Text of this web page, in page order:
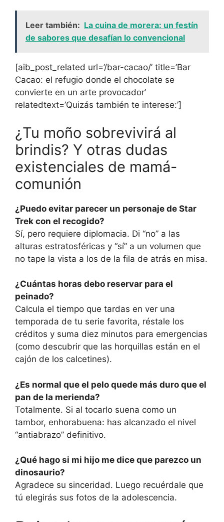
Leer también: La cuina de morera: un festín
de sabores que desafían lo convencional
[aib_post_related url=’/bar-cacao/’ title=’Bar
Cacao: el refugio donde el chocolate se
convierte en un arte provocador’
relatedtext=’Quizás también te interese:’]
¿Tu moño sobrevivirá al
brindis? Y otras dudas
existenciales de mamá-
comunión
¿Puedo evitar parecer un personaje de Star
Trek con el recogido?
Sí, pero requiere diplomacia. Di “no” a las
alturas estratosféricas y “sí” a un volumen que
no tape la vista a los de la fila de atrás en misa.
¿Cuántas horas debo reservar para el
peinado?
Calcula el tiempo que tardas en ver una
temporada de tu serie favorita, réstale los
créditos y suma diez minutos para emergencias
(como descubrir que las horquillas están en el
cajón de los calcetines).
¿Es normal que el pelo quede más duro que el
pan de la merienda?
Totalmente. Si al tocarlo suena como un
tambor, enhorabuena: has alcanzado el nivel
“antiabrazo” definitivo.
¿Qué hago si mi hijo me dice que parezco un
dinosaurio?
Agradece su sinceridad. Luego recuérdale que
tú elegirás sus fotos de la adolescencia.